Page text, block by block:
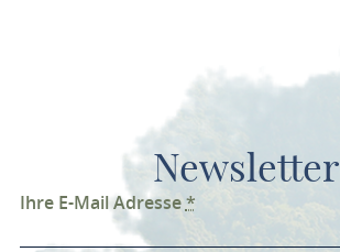
Newsletter
Ihre E-Mail Adresse*